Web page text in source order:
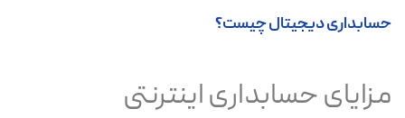
حسابداری دیجیتال چیست؟
مزایای حسابداری اینترنتی